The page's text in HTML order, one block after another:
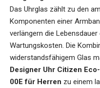
Das Uhrglas zählt zu den
Komponenten einer
verlängern die
Wartungskosten. Die
widerstandsfähigem Glas
Designer Uhr Citizen
00E für Herren zu einem